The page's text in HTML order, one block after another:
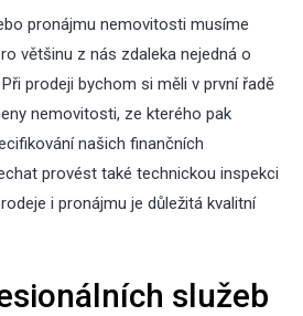
pronájmu nemovitosti musíme
většinu z nás zdaleka nejedná o
prodeji bychom si měli v první řadě
nemovitosti, ze kterého pak
našich finančních
provést také technickou inspekci
i pronájmu je důležitá kvalitní
služeb